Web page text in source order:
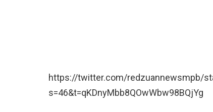
https://twitter.com/redzuannewsmpb/
s=46&t=qKDnyMbb8QOwWbw98BQjYg